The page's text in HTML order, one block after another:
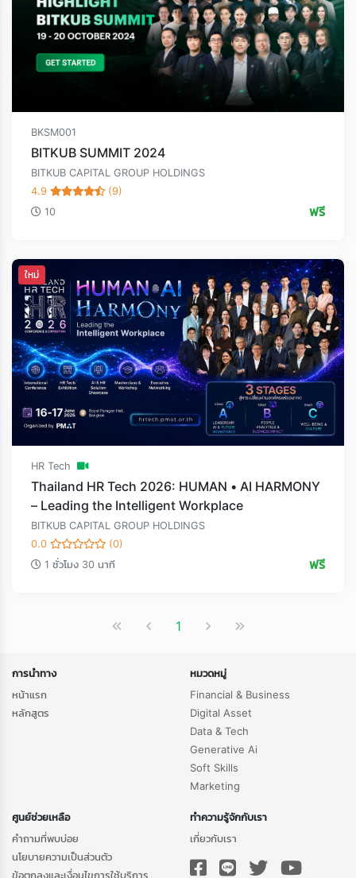
BKSM001
BITKUB SUMMIT 2024
BITKUB CAPITAL GROUP HOLDINGS
4.9
(9)
10
ฟรี
ใหม่
HR Tech
Thailand HR Tech 2026: HUMAN • AI HARMONY
– Leading the Intelligent Workplace
BITKUB CAPITAL GROUP HOLDINGS
0.0
(0)
1 ชั่วโมง 30 นาที
ฟรี
1
การนำทาง
หน้าแรก
หลักสูตร
หมวดหมู่
Financial & Business
Digital Asset
Data & Tech
Generative Ai
Soft Skills
Marketing
ศูนย์ช่วยเหลือ
คำถามที่พบบ่อย
นโยบายความเป็นส่วนตัว
ข้อตกลงและเงื่อนไขการใช้บริการ
ทำความรู้จักกับเรา
เกี่ยวกับเรา
Loading...